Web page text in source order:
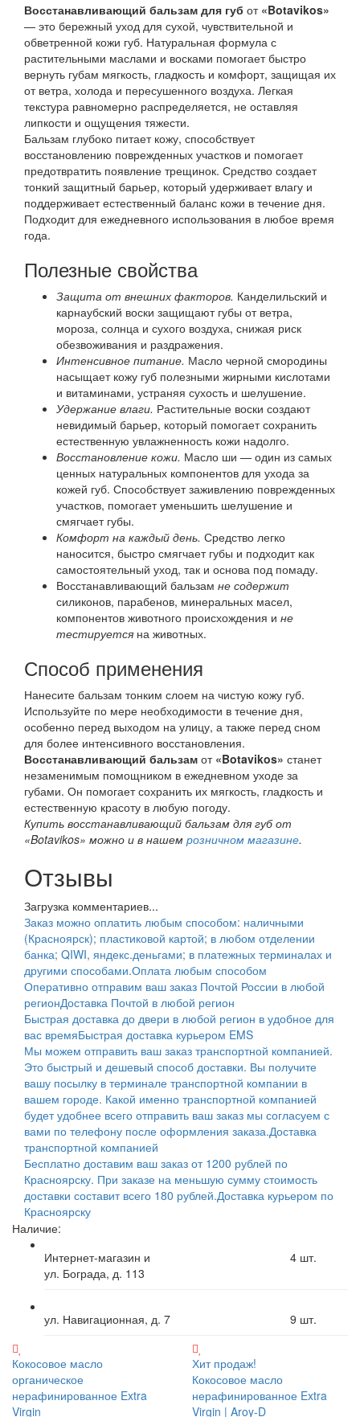
Восстанавливающий бальзам для губ от «Botavikos»
— это бережный уход для сухой, чувствительной и
обветренной кожи губ. Натуральная формула с
растительными маслами и восками помогает быстро
вернуть губам мягкость, гладкость и комфорт, защищая их
от ветра, холода и пересушенного воздуха. Легкая
текстура равномерно распределяется, не оставляя
липкости и ощущения тяжести.
Бальзам глубоко питает кожу, способствует
восстановлению поврежденных участков и помогает
предотвратить появление трещинок. Средство создает
тонкий защитный барьер, который удерживает влагу и
поддерживает естественный баланс кожи в течение дня.
Подходит для ежедневного использования в любое время
года.
Полезные свойства
Защита от внешних факторов. Канделильский и
карнаубский воски защищают губы от ветра,
мороза, солнца и сухого воздуха, снижая риск
обезвоживания и раздражения.
Интенсивное питание. Масло черной смородины
насыщает кожу губ полезными жирными кислотами
и витаминами, устраняя сухость и шелушение.
Удержание влаги. Растительные воски создают
невидимый барьер, который помогает сохранить
естественную увлажненность кожи надолго.
Восстановление кожи. Масло ши — один из самых
ценных натуральных компонентов для ухода за
кожей губ. Способствует заживлению поврежденных
участков, помогает уменьшить шелушение и
смягчает губы.
Комфорт на каждый день. Средство легко
наносится, быстро смягчает губы и подходит как
самостоятельный уход, так и основа под помаду.
Восстанавливающий бальзам не содержит
силиконов, парабенов, минеральных масел,
компонентов животного происхождения и не
тестируется на животных.
Способ применения
Нанесите бальзам тонким слоем на чистую кожу губ.
Используйте по мере необходимости в течение дня,
особенно перед выходом на улицу, а также перед сном
для более интенсивного восстановления.
Восстанавливающий бальзам от «Botavikos» станет
незаменимым помощником в ежедневном уходе за
губами. Он помогает сохранить их мягкость, гладкость и
естественную красоту в любую погоду.
Купить восстанавливающий бальзам для губ от
«Botavikos» можно и в нашем розничном магазине.
Отзывы
Загрузка комментариев...
Заказ можно оплатить любым способом: наличными
(Красноярск); пластиковой картой; в любом отделении
банка; QIWI, яндекс.деньгами; в платежных терминалах и
другими способами.Оплата любым способом
Оперативно отправим ваш заказ Почтой России в любой
регионДоставка Почтой в любой регион
Быстрая доставка до двери в любой регион в удобное для
вас времяБыстрая доставка курьером EMS
Мы можем отправить ваш заказ транспортной компанией.
Это быстрый и дешевый способ доставки. Вы получите
вашу посылку в терминале транспортной компании в
вашем городе. Какой именно транспортной компанией
будет удобнее всего отправить ваш заказ мы согласуем с
вами по телефону после оформления заказа.Доставка
транспортной компанией
Бесплатно доставим ваш заказ от 1200 рублей по
Красноярску. При заказе на меньшую сумму стоимость
доставки составит всего 180 рублей.Доставка курьером по
Красноярску
Наличие:
Интернет-магазин и
ул. Бограда, д. 113
4 шт.
ул. Навигационная, д. 7 9 шт.
Кокосовое масло
органическое
нерафинированное Extra
Virgin
Хит продаж!
Кокосовое масло
нерафинированное Extra
Virgin | Aroy-D